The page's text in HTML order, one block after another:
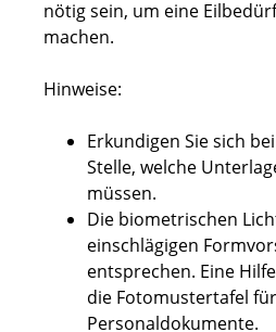
nötig sein, um eine
machen.
Hinweise:
Erkundigen Sie sich
Stelle, welche
müssen.
Die biometrischen
einschlägigen
entsprechen. Eine
die Fotomustertafel für
Personaldokumente.